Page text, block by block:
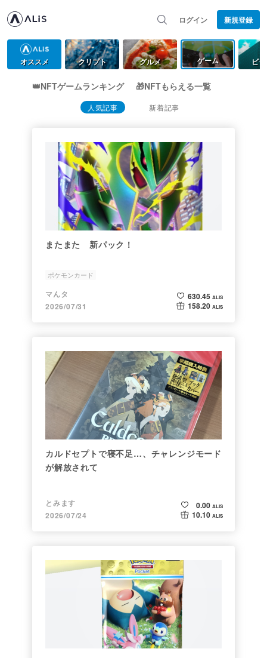
ログイン 新規登録
オススメ クリプト グルメ ゲーム ビ
👑NFTゲームランキング 🎁NFTもらえる一覧
人気記事 新着記事
またまた 新パック！
ポケモンカード
マんタ
2026/07/31
630.45 ALIS
158.20 ALIS
カルドセプトで寝不足…、チャレンジモード
が解放されて
とみます
2026/07/24
0.00 ALIS
10.10 ALIS